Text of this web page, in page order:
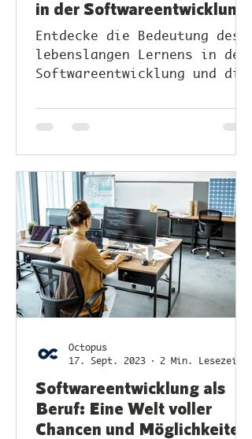
in der Softwareentwicklung
unverzichtbar ist
Entdecke die Bedeutung des
lebenslangen Lernens in der
Softwareentwicklung und die
kontinuierlichen Wachstums.
Softwareentwicklung als
Beruf: Eine Welt voller
Chancen und Möglichkeiten
Octopus
17. Sept. 2023
2 Min. Lesezeit